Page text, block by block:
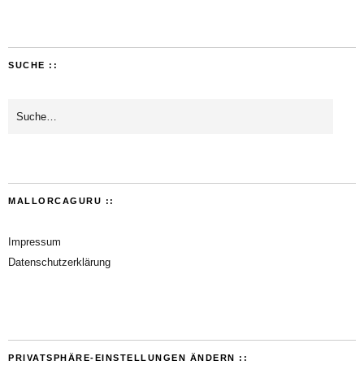
SUCHE ::
MALLORCAGURU ::
Impressum
Datenschutzerklärung
PRIVATSPHÄRE-EINSTELLUNGEN ÄNDERN ::